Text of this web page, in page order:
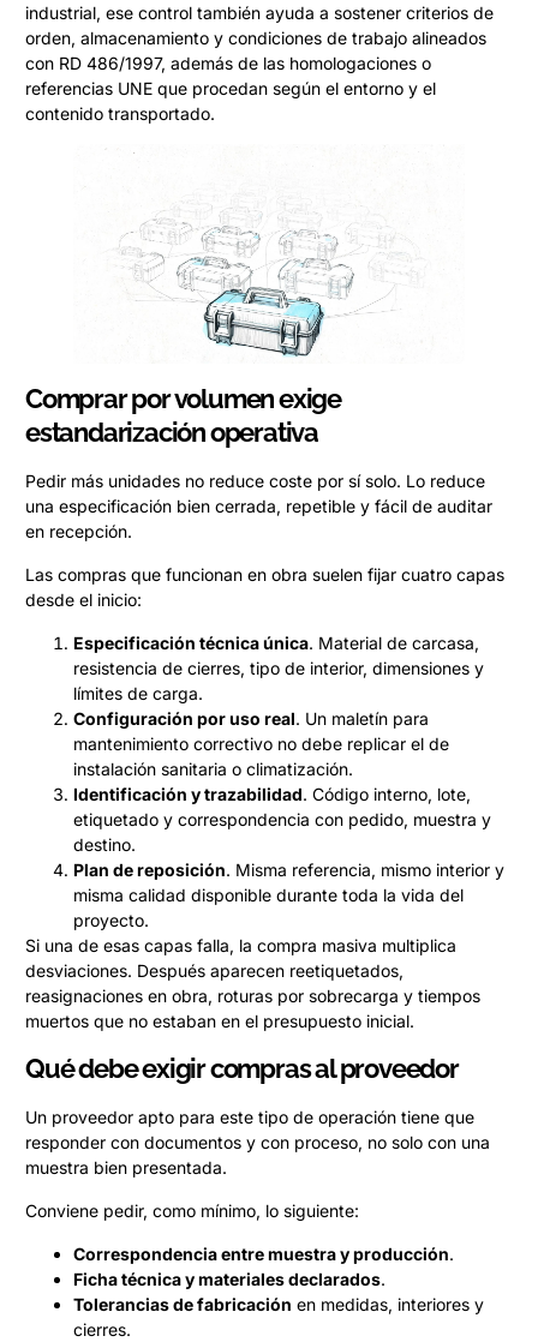
industrial, ese control también ayuda a sostener criterios de
orden, almacenamiento y condiciones de trabajo alineados
con RD 486/1997, además de las homologaciones o
referencias UNE que procedan según el entorno y el
contenido transportado.
Comprar por volumen exige
estandarización operativa
Pedir más unidades no reduce coste por sí solo. Lo reduce
una especificación bien cerrada, repetible y fácil de auditar
en recepción.
Las compras que funcionan en obra suelen fijar cuatro capas
desde el inicio:
Especificación técnica única. Material de carcasa,
resistencia de cierres, tipo de interior, dimensiones y
límites de carga.
Configuración por uso real. Un maletín para
mantenimiento correctivo no debe replicar el de
instalación sanitaria o climatización.
Identificación y trazabilidad. Código interno, lote,
etiquetado y correspondencia con pedido, muestra y
destino.
Plan de reposición. Misma referencia, mismo interior y
misma calidad disponible durante toda la vida del
proyecto.
Si una de esas capas falla, la compra masiva multiplica
desviaciones. Después aparecen reetiquetados,
reasignaciones en obra, roturas por sobrecarga y tiempos
muertos que no estaban en el presupuesto inicial.
Qué debe exigir compras al proveedor
Un proveedor apto para este tipo de operación tiene que
responder con documentos y con proceso, no solo con una
muestra bien presentada.
Conviene pedir, como mínimo, lo siguiente:
Correspondencia entre muestra y producción.
Ficha técnica y materiales declarados.
Tolerancias de fabricación en medidas, interiores y
cierres.